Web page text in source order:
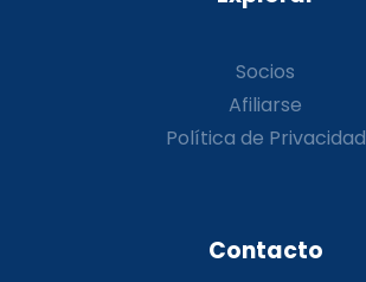
Socios
Afiliarse
Política de Privacidad
Contacto